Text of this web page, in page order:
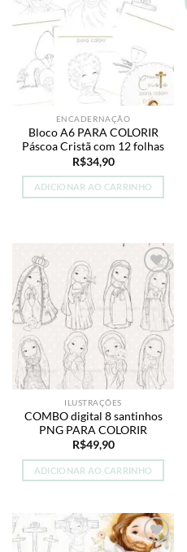
wishlist
ENCADERNAÇÃO
Bloco A6 PARA COLORIR
Páscoa Cristã com 12 folhas
R$34,90
ADICIONAR AO CARRINHO
Add to
wishlist
ILUSTRAÇÕES
COMBO digital 8 santinhos
PNG PARA COLORIR
R$49,90
ADICIONAR AO CARRINHO